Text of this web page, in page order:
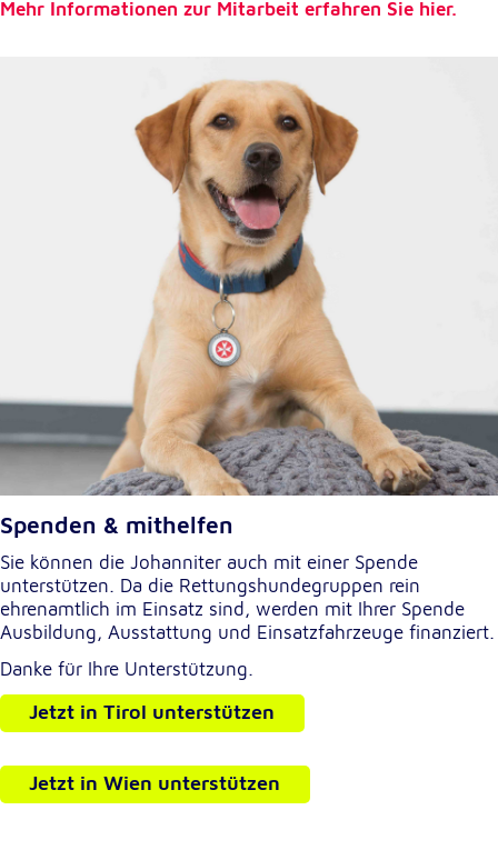
Mehr Informationen zur Mitarbeit erfahren Sie hier.
Spenden & mithelfen
Sie können die Johanniter auch mit einer Spende
unterstützen. Da die Rettungshundegruppen rein
ehrenamtlich im Einsatz sind, werden mit Ihrer Spende
Ausbildung, Ausstattung und Einsatzfahrzeuge finanziert.
Danke für Ihre Unterstützung.
Jetzt in Tirol unterstützen
Jetzt in Wien unterstützen
Um Inhalte von Videoplattformen und
Kartendiensten anzeigen zu können, werden von
diesen externen Diensten Cookies gesetzt.
Google LLC
Einbinden und Anzeigen von Videos
Google Maps
Name:
NID
Anbieter:
Google LLC
Zweck:
Einbinden von interaktiven Google Karten
Cookie Laufzeit: